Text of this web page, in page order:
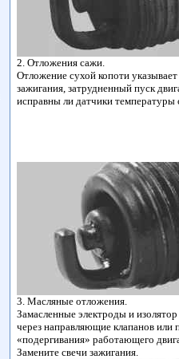
2. Отложения сажи.
Отложение сухой копоти
зажигания, затрудненный пуск
исправны ли датчики
3. Масляные отложения.
Замасленные электроды и
через направляющие клапанов
«подергивания» работающего
Замените свечи зажигания.